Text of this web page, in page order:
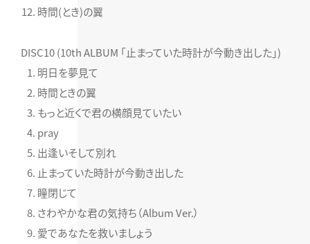
時間(とき)の翼
DISC10 (10th ALBUM 「止まっていた時計が今動き出した」)
明日を夢見て
時間ときの翼
もっと近くで君の横顔見ていたい
pray
出逢いそして別れ
止まっていた時計が今動き出した
瞳閉じて
さわやかな君の気持ち（Album Ver.）
愛であなたを救いましょう